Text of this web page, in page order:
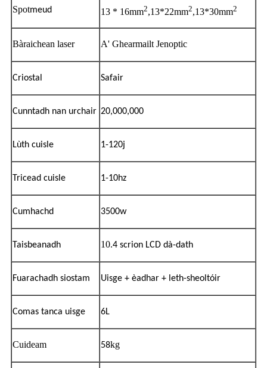
Spotmeud 13 * 16mm2,13*22mm2,13*30mm2
Bàraichean laser A' Ghearmailt Jenoptic
Criostal Safair
Cunntadh nan urchair 20,000,000
Lùth cuisle 1-120j
Tricead cuisle 1-10hz
Cumhachd 3500w
Taisbeanadh 10.4 scrion LCD dà-dath
Fuarachadh siostam Uisge + èadhar + leth-sheoltóir
Comas tanca uisge 6L
Cuideam 58kg